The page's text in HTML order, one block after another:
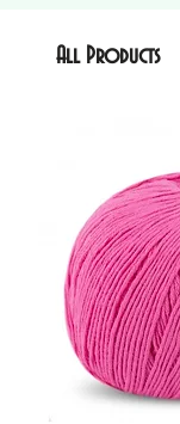
All Products